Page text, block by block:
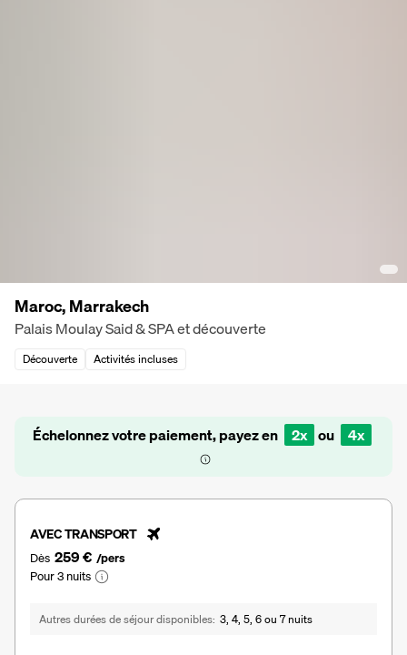
Maroc, Marrakech
Palais Moulay Said & SPA et découverte
Découverte Activités incluses
Échelonnez votre paiement, payez en 2x ou 4x
AVEC TRANSPORT
Dès 259 € /pers
Pour 3 nuits
Autres durées de séjour disponibles 3, 4, 5, 6 ou 7 nuits